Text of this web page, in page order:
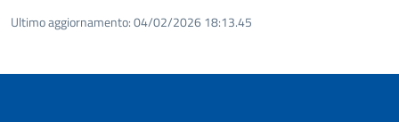
Ultimo aggiornamento:04/02/2026 18:13.45